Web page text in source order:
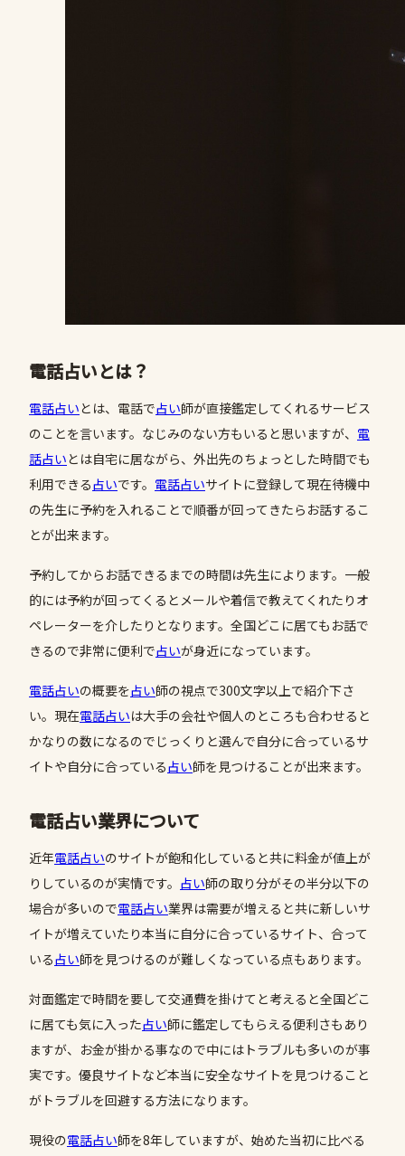
電話占いとは？
電話占いとは、電話で占い師が直接鑑定してくれるサービス
のことを言います。なじみのない方もいると思いますが、 電
話占いとは自宅に居ながら、外出先のちょっとした時間でも
利用できる占いです。 電話占いサイトに登録して現在待機中
の先生に予約を入れることで順番が回ってきたらお話するこ
とが出来ます。
予約してからお話できるまでの時間は先生によります。一般
的には予約が回ってくるとメールや着信で教えてくれたりオ
ペレーターを介したりとなります。全国どこに居てもお話で
きるので非常に便利で占いが身近になっています。
電話占いの概要を占い師の視点で300文字以上で紹介下さ
い。現在電話占いは大手の会社や個人のところも合わせると
かなりの数になるのでじっくりと選んで自分に合っているサ
イトや自分に合っている占い師を見つけることが出来ます。
電話占い業界について
近年電話占いのサイトが飽和化していると共に料金が値上が
りしているのが実情です。 占い師の取り分がその半分以下の
場合が多いので電話占い業界は需要が増えると共に新しいサ
イトが増えていたり本当に自分に合っているサイト、合って
いる占い師を見つけるのが難しくなっている点もあります。
対面鑑定で時間を要して交通費を掛けてと考えると全国どこ
に居ても気に入った占い師に鑑定してもらえる便利さもあり
ますが、お金が掛かる事なので中にはトラブルも多いのが事
実です。優良サイトなど本当に安全なサイトを見つけること
がトラブルを回避する方法になります。
現役の電話占い師を8年していますが、始めた当初に比べる